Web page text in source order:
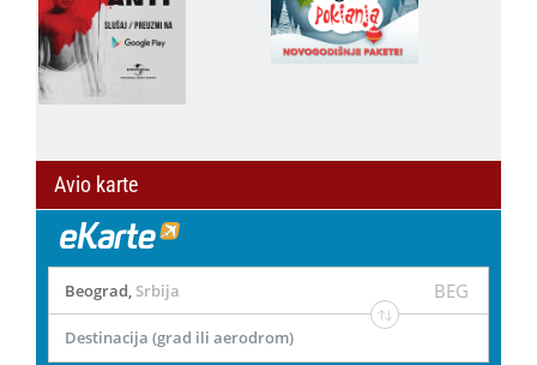
Avio karte
Beograd, Srbija BEG
Destinacija (grad ili aerodrom)